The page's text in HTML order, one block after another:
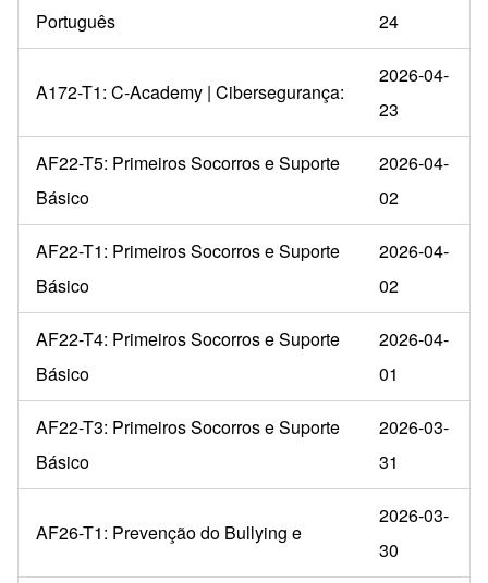
Português
24
A172-T1: C-Academy | Cibersegurança:
2026-04-
23
AF22-T5: Primeiros Socorros e Suporte
Básico
2026-04-
02
AF22-T1: Primeiros Socorros e Suporte
Básico
2026-04-
02
AF22-T4: Primeiros Socorros e Suporte
Básico
2026-04-
01
AF22-T3: Primeiros Socorros e Suporte
Básico
2026-03-
31
AF26-T1: Prevenção do Bullying e
2026-03-
30